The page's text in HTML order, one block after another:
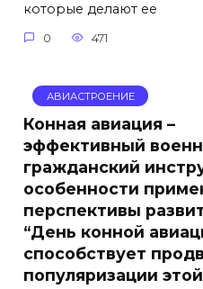
которые делают ее
0 471
АВИАСТРОЕНИЕ
Конная авиация –
эффективный
гражданский
особенности
перспективы
“День конной
способствует
популяризации этой